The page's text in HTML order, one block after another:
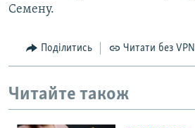
Семену.
Поділитись Читати без VPN
Читайте також